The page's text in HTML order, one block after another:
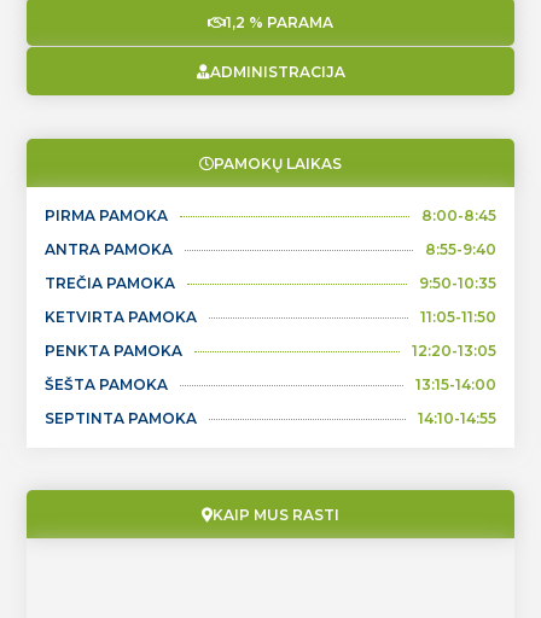
1,2 % PARAMA
ADMINISTRACIJA
PAMOKŲ LAIKAS
PIRMA PAMOKA
8:00-8:45
ANTRA PAMOKA
8:55-9:40
TREČIA PAMOKA
9:50-10:35
KETVIRTA PAMOKA
11:05-11:50
PENKTA PAMOKA
12:20-13:05
ŠEŠTA PAMOKA
13:15-14:00
SEPTINTA PAMOKA
14:10-14:55
KAIP MUS RASTI